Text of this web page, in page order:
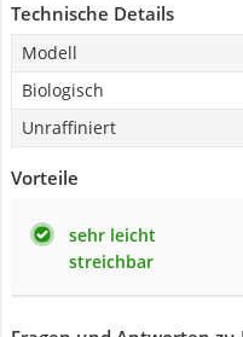
Technische Details
Modell
Biologisch
Unraffiniert
Vorteile
sehr leicht
streichbar